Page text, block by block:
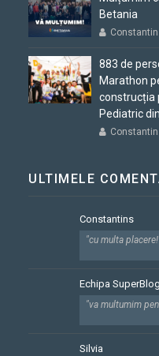
Betania
Constantin
883 de
Marathon
construcția
Pediatric
Constantin
ULTIMELE
Constantins
"cu multa
Echipa SuperBlog
"va multumim
Silvia